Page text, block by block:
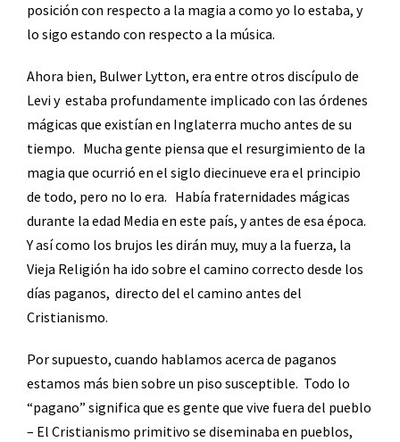
posición con respecto a la magia a como yo lo estaba, y
lo sigo estando con respecto a la música.
Ahora bien, Bulwer Lytton, era entre otros discípulo de
Levi y estaba profundamente implicado con las órdenes
mágicas que existían en Inglaterra mucho antes de su
tiempo. Mucha gente piensa que el resurgimiento de la
magia que ocurrió en el siglo diecinueve era el principio
de todo, pero no lo era. Había fraternidades mágicas
durante la edad Media en este país, y antes de esa época.
Y así como los brujos les dirán muy, muy a la fuerza, la
Vieja Religión ha ido sobre el camino correcto desde los
días paganos, directo del el camino antes del
Cristianismo.
Por supuesto, cuando hablamos acerca de paganos
estamos más bien sobre un piso susceptible. Todo lo
“pagano” significa que es gente que vive fuera del pueblo
– El Cristianismo primitivo se diseminaba en pueblos,